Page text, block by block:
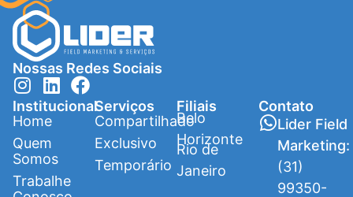
Nossas Redes Sociais
Institucional
Home
Quem
Somos
Trabalhe
Serviços
Compartilhado
Exclusivo
Temporário
Filiais
Belo
Horizonte
Rio de
Janeiro
Contato
Lider Field
Marketing:
(31)
99350-